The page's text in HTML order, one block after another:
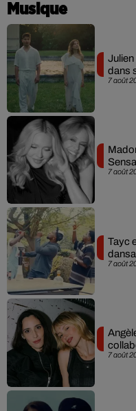
Musique
7 août
Julien
dans
7 août
7 août
Tayc
7 août